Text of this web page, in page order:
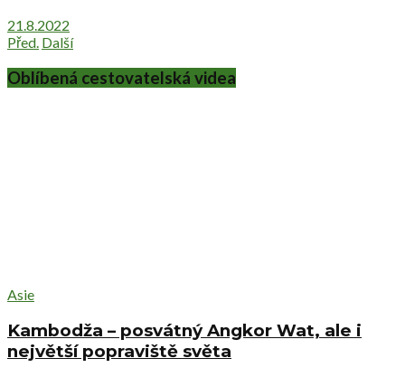
21.8.2022
Před. Další
Oblíbená cestovatelská videa
Asie
Kambodža – posvátný Angkor Wat, ale i
největší popraviště světa